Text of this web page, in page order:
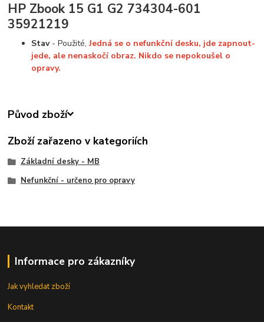
HP Zbook 15 G1 G2 734304-601
35921219
Stav - Použité,Jedná se o nefunkční desku, jde zapnout-
jede, ale nenaskočí obraz. Nikdo se nepokoušel o
opravy.
Původ zboží
Zboží zařazeno v kategoriích
Základní desky - MB
Nefunkční - určeno pro opravy
Informace pro zákazníky
Jak vyhledat zboží
Kontakt